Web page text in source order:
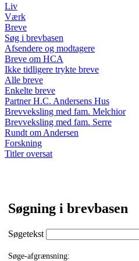
Liv
Værk
Breve
Søg i brevbasen
Afsendere og modtagere
Breve om HCA
Ikke tidligere trykte breve
Alle breve
Enkelte breve
Partner H.C. Andersens Hus
Brevveksling med fam. Melchior
Brevveksling med fam. Serre
Rundt om Andersen
Forskning
Titler oversat
Søgning i brevbasen
Søgetekst
Søge-afgrænsning: